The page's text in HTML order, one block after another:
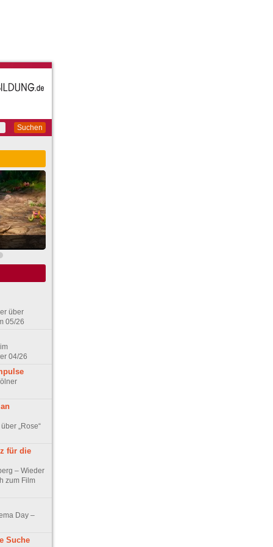
Suchen
über
05/26
04/26
„Rose“
für die
– Wieder
zum Film
Day –
Suche